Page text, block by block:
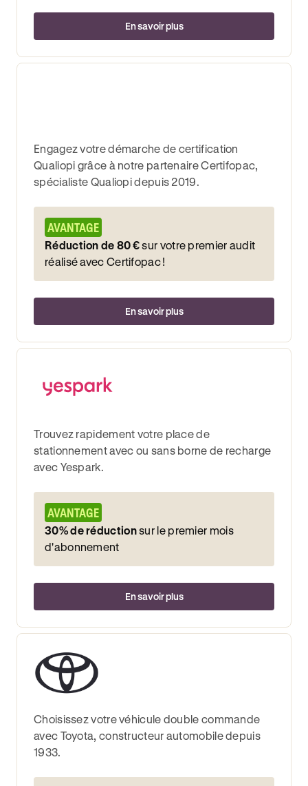
En savoir plus
Engagez votre démarche de certification
Qualiopi grâce à notre partenaire Certifopac,
spécialiste Qualiopi depuis 2019.
AVANTAGE
Réduction de 80 €sur votre premier audit
réalisé avec Certifopac !
En savoir plus
Trouvez rapidement votre place de
stationnement avec ou sans borne de recharge
avec Yespark.
AVANTAGE
30% de réductionsur le premier mois
d'abonnement
En savoir plus
Choisissez votre véhicule double commande
avec Toyota, constructeur automobile depuis
1933.